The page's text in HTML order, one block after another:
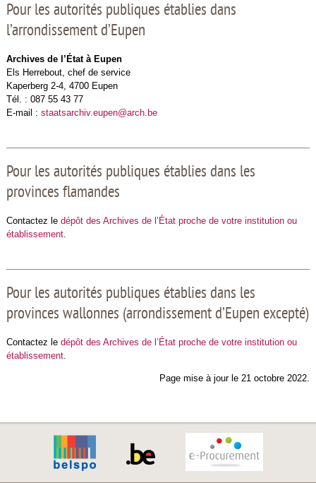
Pour les autorités publiques établies dans
l’arrondissement d’Eupen
Archives de l’État à Eupen
Els Herrebout, chef de service
Kaperberg 2-4, 4700 Eupen
Tél. : 087 55 43 77
E-mail : staatsarchiv.eupen@arch.be
Pour les autorités publiques établies dans les
provinces flamandes
Contactez le dépôt des Archives de l’État proche de votre institution ou
établissement.
Pour les autorités publiques établies dans les
provinces wallonnes (arrondissement d’Eupen excepté)
Contactez le dépôt des Archives de l’État proche de votre institution ou
établissement.
Page mise à jour le 21 octobre 2022.